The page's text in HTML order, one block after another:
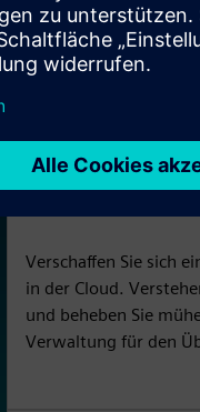
die komplexe
zu erreichen.
HPC-Reise
Verschaffen Sie sich
in der Cloud.
und beheben Sie
Verwaltung für den